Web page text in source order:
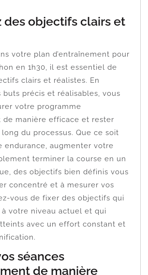
des objectifs clairs et
votre plan d’entraînement pour
en 1h30, il est essentiel de
clairs et réalistes. En
buts précis et réalisables, vous
votre programme
de manière efficace et rester
du processus. Que ce soit
endurance, augmenter votre
terminer la course en un
des objectifs bien définis vous
concentré et à mesurer vos
vous de fixer des objectifs qui
votre niveau actuel et qui
avec un effort constant et
séances
de manière